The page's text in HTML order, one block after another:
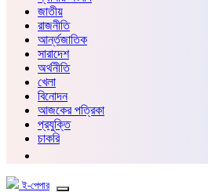
জাতীয়
রাজনীতি
আর্ন্তজাতিক
সারাদেশ
অর্থনীতি
খেলা
বিনোদন
আজকের পত্রিকা
প্রযুক্তি
চাকরি
ই-পেপার